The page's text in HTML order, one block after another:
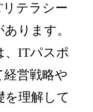
テラシー
ります。
、ITパスポ
営戦略や
を理解して